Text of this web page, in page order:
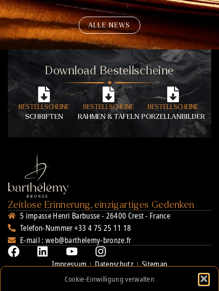
Cookie-Einwilligung verwalten
ALLE NEWS
Download Bestellscheine
BESTELLSCHEINE
SCHRIFTEN
BESTELLSCHEINE
RAHMEN & TAFELN
BESTELLSCHEINE
PORZELLANBILDER
Zeitlose Erinnerung, einzigartiges Gedenken
5 impasse Henri Barbusse - 26400 Crest - France
Telefon-Nummer +33 4 75 25 11 18
E-mail : web@barthelemy-bronze.fr
Impressum Datenschutz Sitemap
Barthélémy Bronze Dokumente
Katalog